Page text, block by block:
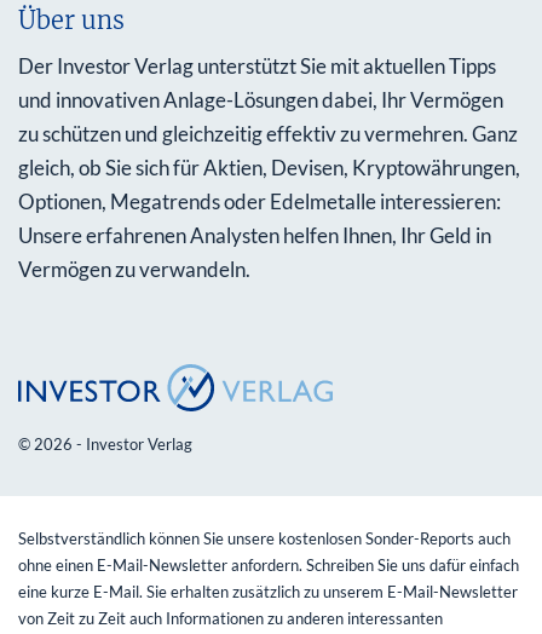
Über uns
Der Investor Verlag unterstützt Sie mit aktuellen Tipps
und innovativen Anlage-Lösungen dabei, Ihr Vermögen
zu schützen und gleichzeitig effektiv zu vermehren. Ganz
gleich, ob Sie sich für Aktien, Devisen, Kryptowährungen,
Optionen, Megatrends oder Edelmetalle interessieren:
Unsere erfahrenen Analysten helfen Ihnen, Ihr Geld in
Vermögen zu verwandeln.
© 2026 - Investor Verlag
Selbstverständlich können Sie unsere kostenlosen Sonder-Reports auch
ohne einen E-Mail-Newsletter anfordern. Schreiben Sie uns dafür einfach
eine kurze E-Mail. Sie erhalten zusätzlich zu unserem E-Mail-Newsletter
von Zeit zu Zeit auch Informationen zu anderen interessanten